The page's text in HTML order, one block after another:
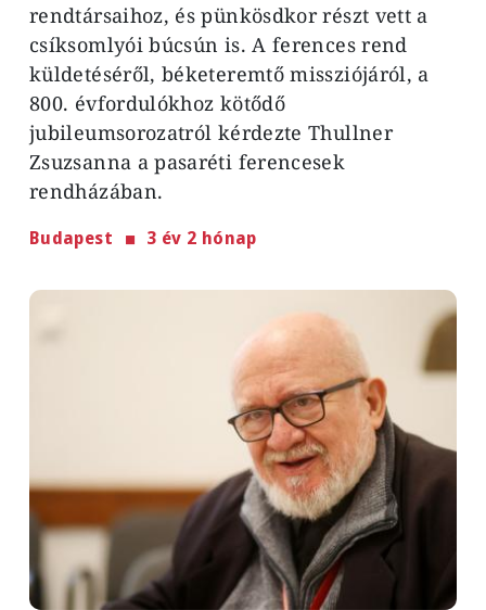
rendtársaihoz, és pünkösdkor részt vett a
csíksomlyói búcsún is. A ferences rend
küldetéséről, béketeremtő missziójáról, a
800. évfordulókhoz kötődő
jubileumsorozatról kérdezte Thullner
Zsuzsanna a pasaréti ferencesek
rendházában.
Budapest 3 év 2 hónap
Image